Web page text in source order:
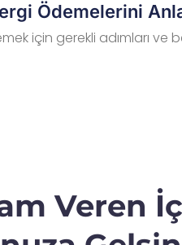
Ödemelerini
için gerekli adımları ve
Veren